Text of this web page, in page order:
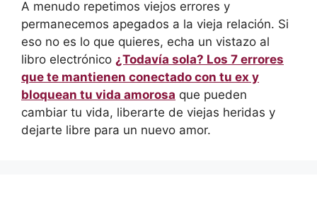
A menudo repetimos viejos errores y
permanecemos apegados a la vieja relación. Si
eso no es lo que quieres, echa un vistazo al
libro electrónico ¿Todavía sola? Los 7 errores
que te mantienen conectado con tu ex y
bloquean tu vida amorosa que pueden
cambiar tu vida, liberarte de viejas heridas y
dejarte libre para un nuevo amor.